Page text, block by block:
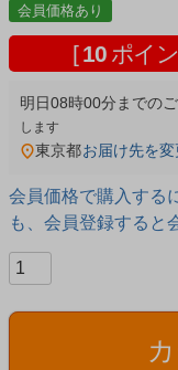
会員価格あり
[ 10 ポイ
明日08時00分 までの
東京都お届け先を変
会員価格で購入する
も、会員登録すると